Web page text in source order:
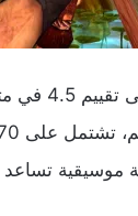
موسيقية تساعد